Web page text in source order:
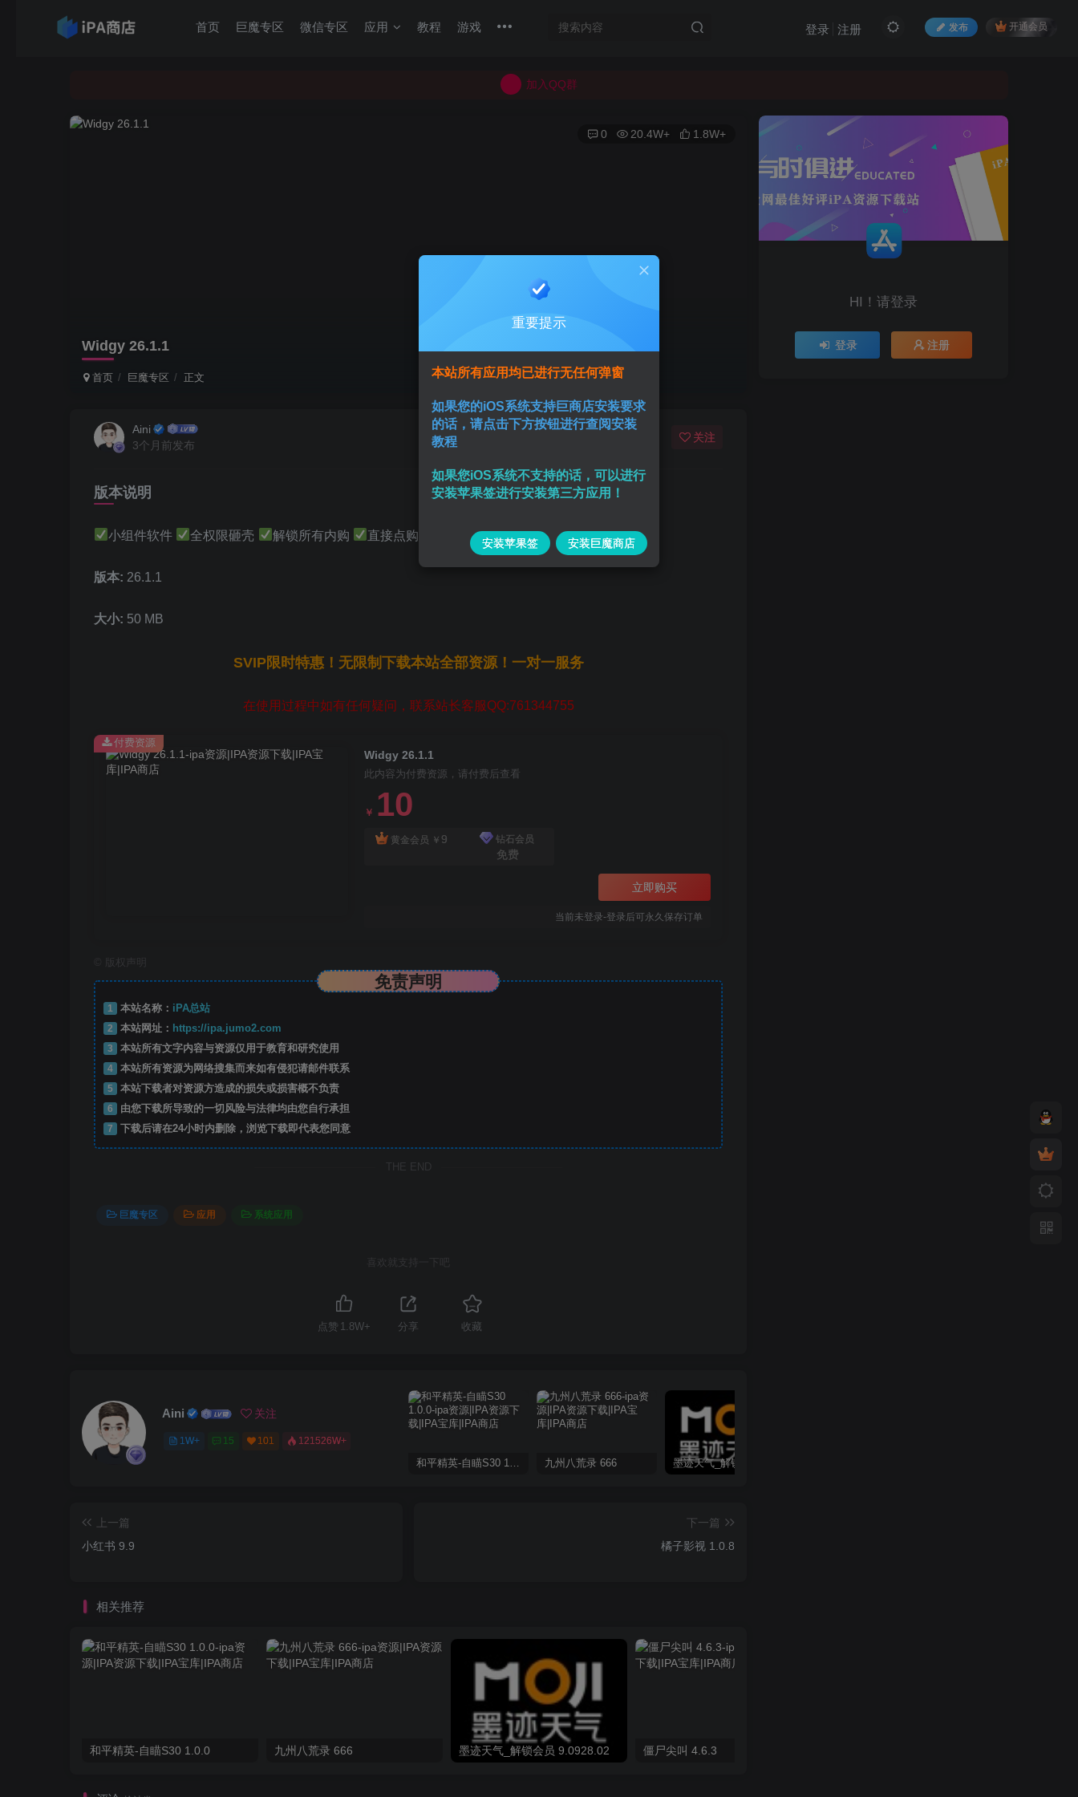
首页 巨魔专区 微信专区 应用 教程 游戏 发布 开通会员
登录 注册
所有上传的应用 均已通过 严格的安全检测
加入QQ群
Widgy 26.1.1
首页 巨魔专区 正文
0 20.4W+ 1.8W+
Aini
3个月前发布
关注
版本说明
小组件软件 全权限砸壳 解锁所有内购 直接点购买即可 巨魔或者 证书签名安装
版本: 26.1.1
大小: 50 MB
SVIP限时特惠！无限制下载本站全部资源！一对一服务
在使用过程中如有任何疑问，联系站长客服QQ:761344755
Widgy 26.1.1
此内容为付费资源，请付费后查看
￥ 10
黄金会员 ￥ 9 钻石会员
免费
立即购买
当前未登录-登录后可永久保存订单
付费资源
版权声明
免责声明
1 本站名称： iPA总站
2
本站网址： https://ipa.jumo2.com
3
本站所有文字内容与资源仅用于教育和研究使用
4
本站所有资源为网络搜集而来如有侵犯请邮件联系
5
本站下载者对资源方造成的损失或损害概不负责
6
由您下载所导致的一切风险与法律均由您自行承担
7
下载后请在24小时内删除，浏览下载即代表您同意
THE END
巨魔专区 应用 系统应用
喜欢就支持一下吧
点赞 1.8W+ 分享 收藏
Aini 关注
1W+ 15 101
121526W+
和平精英-自瞄S30 1.0.0
九州八荒录 666
上一篇
小红书 9.9
下一篇
橘子影视 1.0.8
相关推荐
和平精英-自瞄S30 1.0.0 九州八荒录 666 墨迹天气_解锁会员 9.0928.02 僵尸尖叫 4.6.3
HI！请登录
登录 注册
重要提示
本站所有应用均已进行无任何弹窗
如果您的iOS系统支持巨商店安装要求
的话，请点击下方按钮进行查阅安装
教程
如果您iOS系统不支持的话，可以进行
安装苹果签进行安装第三方应用！
安装苹果签 安装巨魔商店